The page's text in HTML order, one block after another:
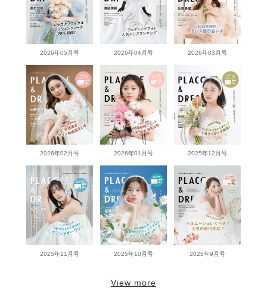
2026年05月号 2026年04月号 2026年03月号
2026年02月号 2026年01月号 2025年12月号
2025年11月号 2025年10月号 2025年9月号
View more